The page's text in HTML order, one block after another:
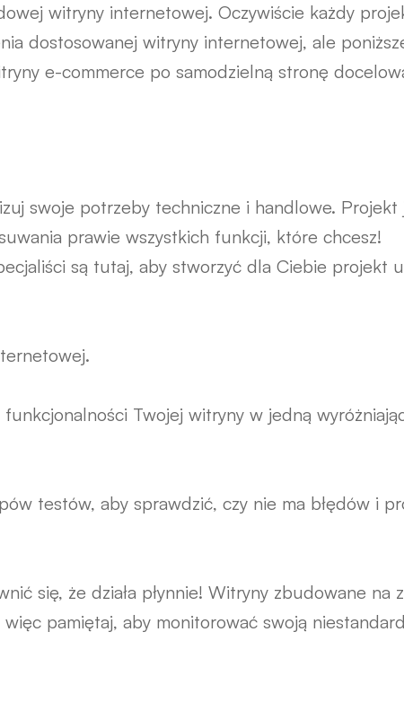
witryny internetowej. Oczywiście każdy
dostosowanej witryny internetowej, ale
e-commerce po samodzielną stronę
swoje potrzeby techniczne i handlowe. Projekt
prawie wszystkich funkcji, które chcesz!
są tutaj, aby stworzyć dla Ciebie projekt
Twojej witryny w jedną
testów, aby sprawdzić, czy nie ma błędów i
się, że działa płynnie! Witryny zbudowane na
pamiętaj, aby monitorować swoją